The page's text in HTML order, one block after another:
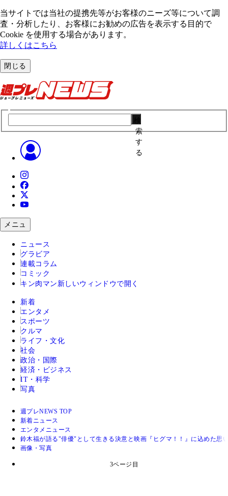
当サイトでは当社の提携先等がお客様のニーズ等について調
査・分析したり、お客様にお勧めの広告を表⽰する⽬的で
Cookie を使⽤する場合があります。
詳しくはこちら
閉じる
索
す
る
メニュ
ニュース
グラビア
連載コラム
コミック
キン肉マン 新しいウィンドウで開く
新着
エンタメ
スポーツ
クルマ
ライフ・文化
社会
政治・国際
経済・ビジネス
IT・科学
写真
週プレNEWS TOP
新着ニュース
エンタメニュース
鈴木福が語る"俳優"として生きる決意と映画『ヒグマ！！』に込めた思
画像・写真
3ページ目